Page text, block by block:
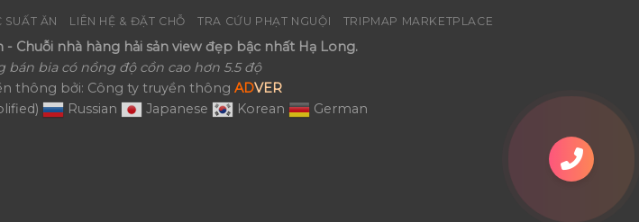
SUẤT ĂN LIÊN HỆ & ĐẶT CHỖ TRA CỨU PHẠT NGUỘI TRIPMAP MARKETPLACE
Chuỗi nhà hàng hải sản view đẹp bậc nhất Hạ Long.
bia có nồng độ cồn cao hơn 5.5 độ
thông bởi: Công ty truyền thông ADVER
Russian Japanese Korean German